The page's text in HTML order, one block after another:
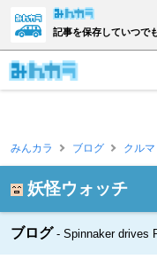
記事を保存していつで
みんカラ ブログ クルマ
妖怪ウォッチ
ブログ Spinnaker drives